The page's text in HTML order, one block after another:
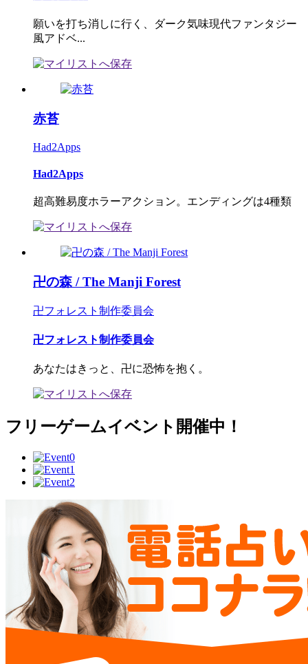
願いを打ち消しに行く、ダーク気味現代ファンタジー
風アドベ...
赤苔
Had2Apps
Had2Apps
超高難易度ホラーアクション。エンディングは4種類
卍の森 / The Manji Forest
卍フォレスト制作委員会
卍フォレスト制作委員会
あなたはきっと、卍に恐怖を抱く。
フリーゲームイベント開催中！